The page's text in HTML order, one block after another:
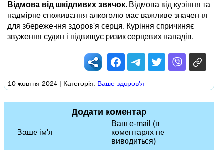
Відмова від шкідливих звичок. Відмова від куріння та
надмірне споживання алкоголю має важливе значення
для збереження здоров'я серця. Куріння спричиняє
звуження судин і підвищує ризик серцевих нападів.
10 жовтня 2024 | Категорія: Ваше здоров'я
Додати коментар
Ваше ім'я
Ваш e-mail (в
коментарях не
виводиться)